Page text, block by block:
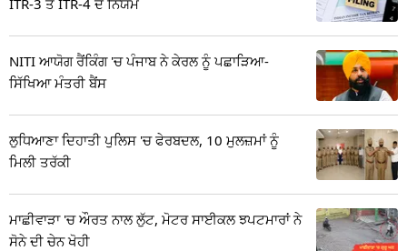
NITI ਆਯੋਗ ਰੈਂਕਿੰਗ 'ਚ ਪੰਜਾਬ ਨੇ ਕੇਰਲ ਨੂੰ ਪਛਾੜਿਆ-
ਸਿੱਖਿਆ ਮੰਤਰੀ ਬੈਂਸ
ਲੁਧਿਆਣਾ ਦਿਹਾਤੀ ਪੁਲਿਸ 'ਚ ਫੇਰਬਦਲ, 10 ਮੁਲਜ਼ਮਾਂ ਨੂੰ
ਮਿਲੀ ਤਰੱਕੀ
ਮਾਛੀਵਾੜਾ 'ਚ ਔਰਤ ਨਾਲ ਲੁੱਟ, ਮੋਟਰ ਸਾਈਕਲ ਝਪਟਮਾਰਾਂ ਨੇ
ਸੋਨੇ ਦੀ ਚੇਨ ਖੋਹੀ